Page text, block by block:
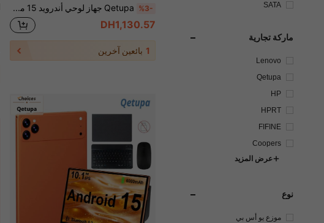
SATA
ماركة تجارية
Lenovo
Qetupa
HP
HPRT
FIFINE
Coopers
عرض المزيد
نوع
موزع يو أس بي
%3- Qetupa جهاز لوحي أندرويد 15 مقاس 10.1 بوصة، Z50 ذاكرة رام 3 جيجابايت + ذاكرة تخزين 64 جيجابايت، معالج MTK 6755 ثماني النواة 1.8 جيجاهرتز، شاشة لمس IPS عالية الدقة (1280x800)، بلوتوث 5.2 و واي فاي 802.11ac WiFi5، نظام تحديد المواقع العالمي GPS، كاميرا أمامية 5 ميجابكسل وكاميرا خلفية 13 ميجابكسل، بطارية كبيرة 6000 مللي أمبير، لا يدعم بطاقة SIM (بدون محول)
DH1,130.57
1 بائعين آخرين